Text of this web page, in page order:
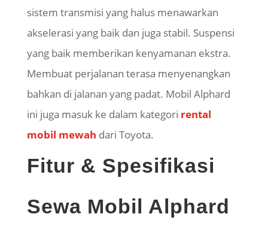
sistem transmisi yang halus menawarkan
akselerasi yang baik dan juga stabil. Suspensi
yang baik memberikan kenyamanan ekstra.
Membuat perjalanan terasa menyenangkan
bahkan di jalanan yang padat. Mobil Alphard
ini juga masuk ke dalam kategori rental
mobil mewah dari Toyota.
Fitur & Spesifikasi
Sewa Mobil Alphard